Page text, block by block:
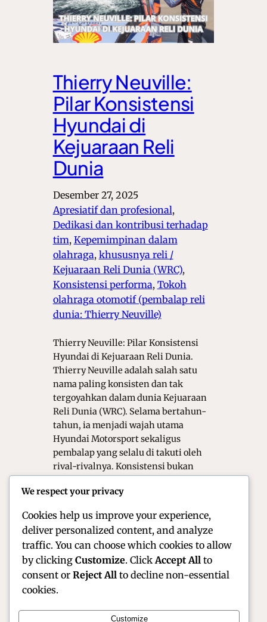
Thierry Neuville:
Pilar Konsistensi
Hyundai di
Kejuaraan Reli
Dunia
Desember 27, 2025
Apresiatif dan profesional ,
Dedikasi dan kontribusi terhadap
tim, Kepemimpinan dalam
olahraga, khususnya reli /
Kejuaraan Reli Dunia (WRC) ,
Konsistensi performa, Tokoh
olahraga otomotif (pembalap reli
dunia: Thierry Neuville)
Thierry Neuville: Pilar Konsistensi
Hyundai di Kejuaraan Reli Dunia.
Thierry Neuville adalah salah satu
nama paling konsisten dan tak
tergoyahkan dalam dunia Kejuaraan
Reli Dunia (WRC). Selama bertahun-
tahun, ia menjadi wajah utama
Hyundai Motorsport sekaligus
pembalap yang selalu di takuti oleh
rival-rivalnya. Konsistensi bukan
daya tahan mental, strategi balapan,
We respect your privacy
Cookies help us improve your experience,
deliver personalized content, and analyze
traffic. You can choose which cookies to allow
by clicking Customize. Click Accept All to
consent or Reject All to decline non-essential
cookies.
Customize